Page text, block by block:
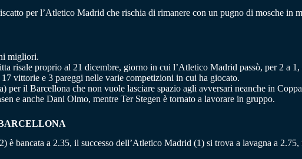
per l’Atletico Madrid che rischia di rimanere con un pugno di mosche in
migliori.
risale proprio al 21 dicembre, giorno in cui l’Atletico Madrid passò, per 2 a
vittorie e 3 pareggi nelle varie competizioni in cui ha giocato.
il Barcellona che non vuole lasciare spazio agli avversari neanche in
e anche Dani Olmo, mentre Ter Stegen è tornato a lavorare in gruppo.
è bancata a 2.35, il successo dell’Atletico Madrid (1) si trova a lavagna a